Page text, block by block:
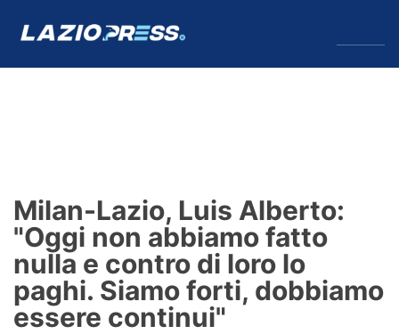
Formello
Infortuni
Primavera
Milan-Lazio, Luis Alberto:
"Oggi non abbiamo fatto
nulla e contro di loro lo
paghi. Siamo forti, dobbiamo
essere continui"